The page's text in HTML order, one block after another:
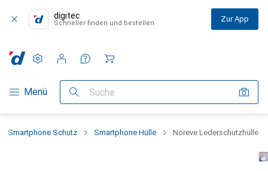
digitec
Schneller finden und bestellen Zur App
Navigation nach Kategorien
Menü Suche
Einstellungen
Kundenkonto
Vergleichslisten
Merklisten
Warenkorb
Smartphone Schutz Smartphone Hülle Noreve Lederschutzhülle